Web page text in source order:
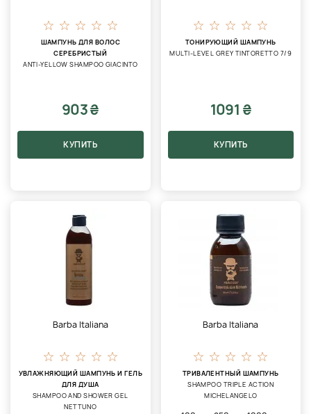
ШАМПУНЬ ДЛЯ ВОЛОС
СЕРЕБРИСТЫЙ
ANTI-YELLOW SHAMPOO GIACINTO
903 ₴
КУПИТЬ
ТОНИРУЮЩИЙ ШАМПУНЬ
MULTI-LEVEL GREY TINTORETTO 7/9
1091 ₴
КУПИТЬ
Barba Italiana
УВЛАЖНЯЮЩИЙ ШАМПУНЬ И ГЕЛЬ
ДЛЯ ДУША
SHAMPOO AND SHOWER GEL
NETTUNO
Barba Italiana
ТРИВАЛЕНТНЫЙ ШАМПУНЬ
SHAMPOO TRIPLE ACTION
MICHELANGELO